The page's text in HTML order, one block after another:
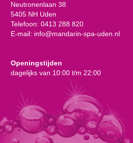
Neutronenlaan 38
5405 NH Uden
Telefoon: 0413 288 820
E-mail: info@mandarin-spa-uden.nl
Openingstijden
dagelijks van 10:00 t/m 22:00